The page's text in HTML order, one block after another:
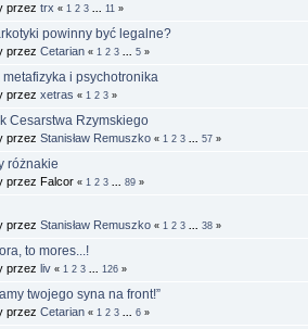
przez trx « 1 2 3 ... 11 »
powinny być legalne?
przez Cetarian « 1 2 3 ... 5 »
metafizyka i psychotronika
przez xetras « 1 2 3 »
Cesarstwa Rzymskiego
przez Stanisław Remuszko « 1 2 3 ... 57 »
różnakie
przez Falcor « 1 2 3 ... 89 »
przez Stanisław Remuszko « 1 2 3 ... 38 »
to mores...!
przez liv « 1 2 3 ... 126 »
twojego syna na front!”
przez Cetarian « 1 2 3 ... 6 »